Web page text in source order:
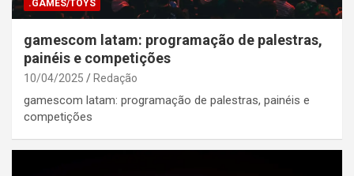
.GAMES/TOYS
gamescom latam: programação de palestras,
painéis e competições
10/04/2025 Redação
gamescom latam: programação de palestras, painéis e
competições